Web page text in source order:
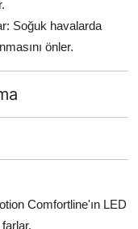
Soğuk havalarda
önler.
Comfortline'ın LED